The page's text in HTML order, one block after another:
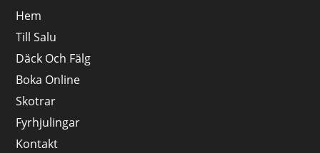
Hem
Till Salu
Däck Och Fälg
Boka Online
Skotrar
Fyrhjulingar
Kontakt